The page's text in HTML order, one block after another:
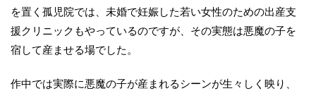
を置く孤児院では、未婚で妊娠した若い女性のための出産支
援クリニックもやっているのですが、その実態は悪魔の子を
宿して産ませる場でした。
作中では実際に悪魔の子が産まれるシーンが生々しく映り、